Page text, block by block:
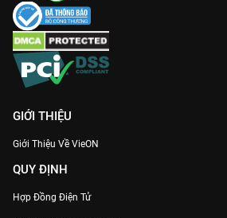
GIỚI THIỆU
Giới Thiệu Về VieON
QUY ĐỊNH
Hợp Đồng Điện Tử